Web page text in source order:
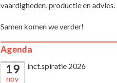
vaardigheden, productie en advies.
Samen komen we verder!
Agenda
19
nov
inct.spiratie 2026